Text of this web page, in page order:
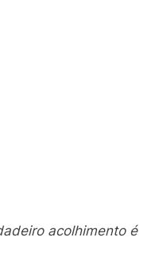
acolhimento é